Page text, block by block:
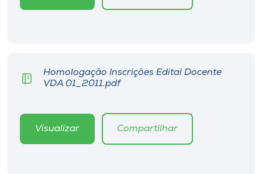
Selecione
Homologação Inscrições Edital Docente
VDA 01_2011.pdf
Visualizar Compartilhar